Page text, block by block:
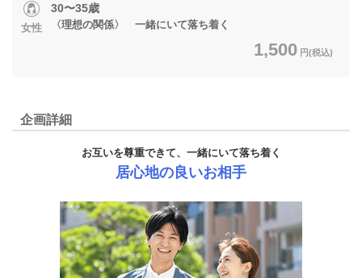
女性
30〜35歳
〈理想の関係〉 一緒にいて落ち着く
1,500 円(税込)
企画詳細
お互いを尊重できて、一緒にいて落ち着く
居心地の良いお相手